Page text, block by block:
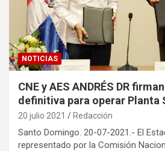
NOTICIAS
CNE y AES ANDRÉS DR
definitiva para operar Planta
20 julio 2021 Redacción
Santo Domingo. 20-07-2021.- El
representado por la Comisión